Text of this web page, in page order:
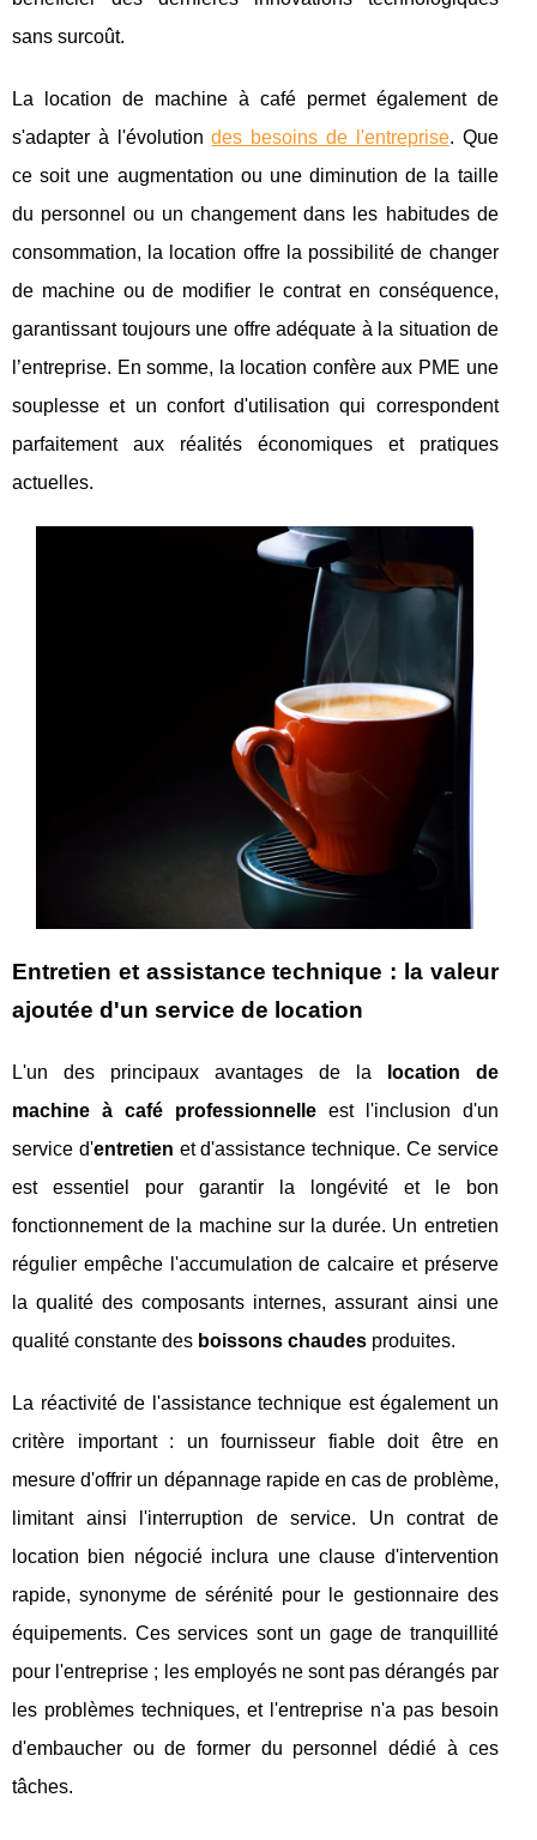
sans surcoût.
La location de machine à café permet également de
s'adapter à l'évolutiondes besoins de l'entreprise. Que
ce soit une augmentation ou une diminution de la taille
du personnel ou un changement dans les habitudes de
consommation, la location offre la possibilité de changer
de machine ou de modifier le contrat en conséquence,
garantissant toujours une offre adéquate à la situation de
l’entreprise. En somme, la location confère aux PME une
souplesse et un confort d'utilisation qui correspondent
parfaitement aux réalités économiques et pratiques
actuelles.
Entretien et assistance technique : la valeur
ajoutée d'un service de location
L'un des principaux avantages de la
location de
machine à café professionnelleest l'inclusion d'un
service d'entretien et d'assistance technique. Ce service
est essentiel pour garantir la longévité et le bon
fonctionnement de la machine sur la durée. Un entretien
régulier empêche l'accumulation de calcaire et préserve
la qualité des composants internes, assurant ainsi une
qualité constante des boissons chaudes produites.
La réactivité de l'assistance technique est également un
critère important : un fournisseur fiable doit être en
mesure d'offrir un dépannage rapide en cas de problème,
limitant ainsi l'interruption de service. Un contrat de
location bien négocié inclura une clause d'intervention
rapide, synonyme de sérénité pour le gestionnaire des
équipements. Ces services sont un gage de tranquillité
pour l'entreprise ; les employés ne sont pas dérangés par
les problèmes techniques, et l'entreprise n'a pas besoin
d'embaucher ou de former du personnel dédié à ces
tâches.